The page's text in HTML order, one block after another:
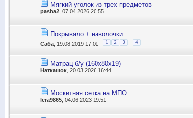
Мягкий уголок из трех предметов
pasha2 , 07.04.2026 20:55
Покрывало + наволочки.
Саба , 19.08.2019 17:01 1 2 3 4
Матрац б/у (160х80х19)
Наткашок , 20.03.2026 16:44
Москитная сетка на МПО
lera9865 , 04.06.2023 19:51